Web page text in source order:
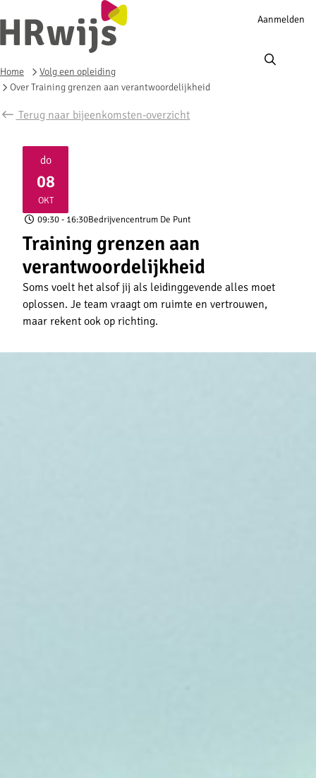
Account
Aanmelden
Home
Volg een opleiding
Over Training grenzen aan verantwoordelijkheid
Terug naar bijeenkomsten-overzicht
do
08
OKT
2026
09:30- 16:30Bedrijvencentrum De Punt
Training grenzen aan
verantwoordelijkheid
Soms voelt het alsof jij als leidinggevende alles moet
oplossen. Je team vraagt om ruimte en vertrouwen,
maar rekent ook op richting.